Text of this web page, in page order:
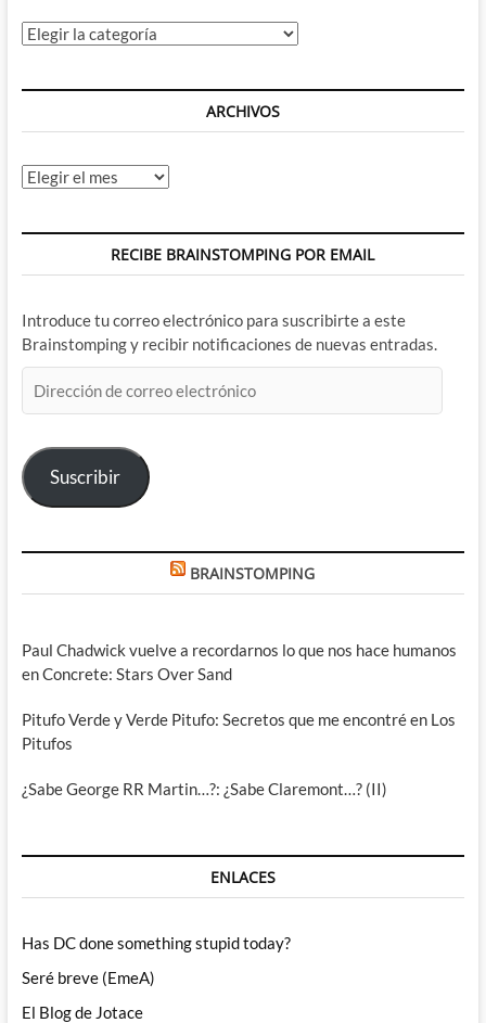
Categorías
ARCHIVOS
Archivos
RECIBE BRAINSTOMPING POR EMAIL
Introduce tu correo electrónico para suscribirte a este
Brainstomping y recibir notificaciones de nuevas entradas.
de
electrónico
Suscribir
BRAINSTOMPING
Paul Chadwick vuelve a recordarnos lo que nos hace humanos
en Concrete: Stars Over Sand
Pitufo Verde y Verde Pitufo: Secretos que me encontré en Los
Pitufos
¿Sabe George RR Martin…?: ¿Sabe Claremont…? (II)
ENLACES
Has DC done something stupid today?
Seré breve (EmeA)
El Blog de Jotace